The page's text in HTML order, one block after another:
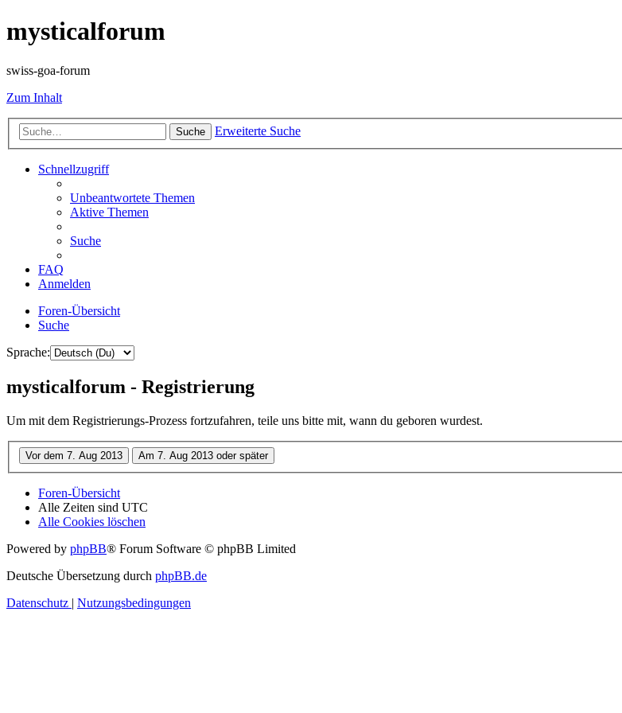
mysticalforum
swiss-goa-forum
Zum Inhalt
Suche Erweiterte Suche
Schnellzugriff
Unbeantwortete Themen
Aktive Themen
Suche
FAQ
Anmelden
Foren-Übersicht
Suche
Sprache:
mysticalforum - Registrierung
Um mit dem Registrierungs-Prozess fortzufahren, teile uns bitte mit, wann du geboren wurdest.
Foren-Übersicht
Alle Zeiten sind UTC
Alle Cookies löschen
Powered by phpBB® Forum Software © phpBB Limited
Deutsche Übersetzung durch phpBB.de
Datenschutz | Nutzungsbedingungen